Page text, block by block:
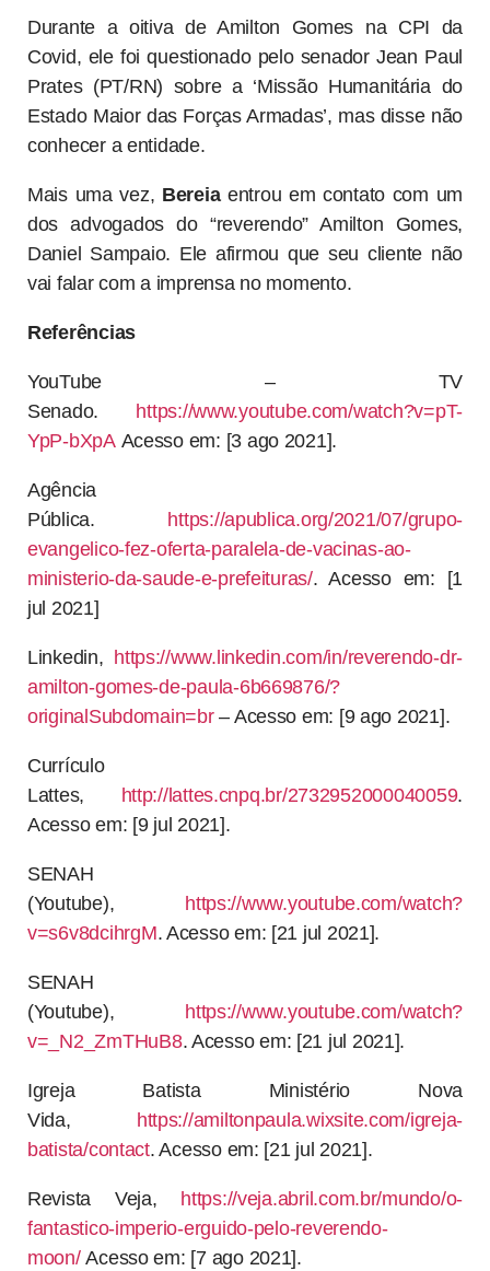
Durante a oitiva de Amilton Gomes na CPI da
Covid, ele foi questionado pelo senador Jean Paul
Prates (PT/RN) sobre a ‘Missão Humanitária do
Estado Maior das Forças Armadas’, mas disse não
conhecer a entidade.
Mais uma vez, Bereiaentrou em contato com um
dos advogados do “reverendo” Amilton Gomes,
Daniel Sampaio. Ele afirmou que seu cliente não
vai falar com a imprensa no momento.
Referências
YouTube – TV
Senado. https://www.youtube.com/watch?v=pT-
YpP-bXpAAcesso em: [3 ago 2021].
Agência
Pública. https://apublica.org/2021/07/grupo-
evangelico-fez-oferta-paralela-de-vacinas-ao-
ministerio-da-saude-e-prefeituras/. Acesso em: [1
jul 2021]
Linkedin, https://www.linkedin.com/in/reverendo-dr-
amilton-gomes-de-paula-6b669876/?
originalSubdomain=br– Acesso em: [9 ago 2021].
Currículo
Lattes,
http://lattes.cnpq.br/2732952000040059.
Acesso em: [9 jul 2021].
SENAH
(Youtube), https://www.youtube.com/watch?
v=s6v8dcihrgM. Acesso em: [21 jul 2021].
SENAH
(Youtube), https://www.youtube.com/watch?
v=_N2_ZmTHuB8. Acesso em: [21 jul 2021].
Igreja Batista Ministério Nova
Vida,
https://amiltonpaula.wixsite.com/igreja-
batista/contact. Acesso em: [21 jul 2021].
Revista Veja, https://veja.abril.com.br/mundo/o-
fantastico-imperio-erguido-pelo-reverendo-
moon/Acesso em: [7 ago 2021].